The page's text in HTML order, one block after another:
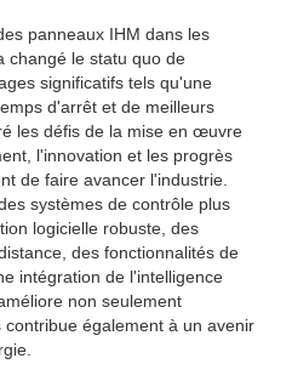
panneaux IHM dans les
changé le statu quo de
significatifs tels qu'une
d'arrêt et de meilleurs
les défis de la mise en œuvre
l'innovation et les progrès
de faire avancer l'industrie.
systèmes de contrôle plus
logicielle robuste, des
des fonctionnalités de
intégration de l'intelligence
non seulement
également à un avenir